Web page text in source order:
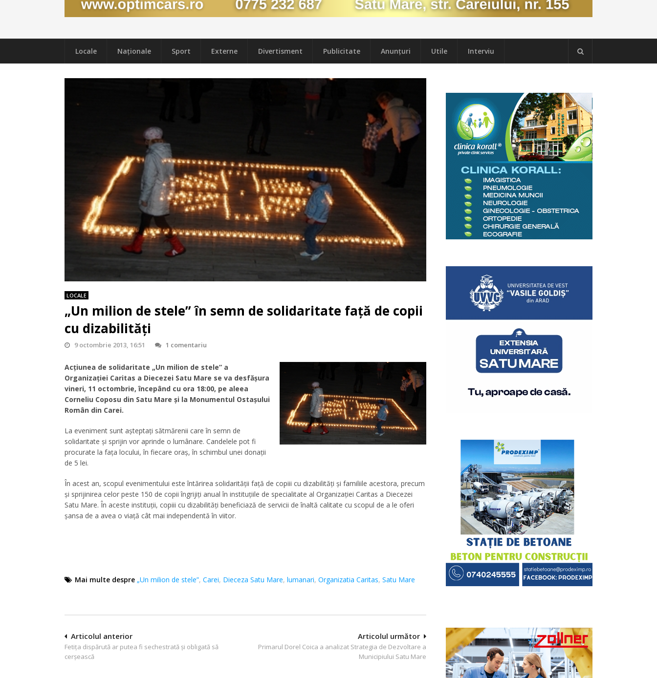
Locale Naţionale Sport Externe Divertisment Publicitate Anunțuri Utile Interviu
LOCALE
„Un milion de stele” în semn de solidaritate faţă de copii
cu dizabilităţi
9 octombrie 2013, 16:51 1 comentariu
Acţiunea de solidaritate „Un milion de stele” a
Organizaţiei Caritas a Diecezei Satu Mare se va desfășura
vineri, 11 octombrie, începând cu ora 18:00, pe aleea
Corneliu Coposu din Satu Mare și la Monumentul Ostașului
Român din Carei.
La eveniment sunt așteptați sătmărenii care în semn de
solidaritate și sprijin vor aprinde o lumânare. Candelele pot fi
procurate la fața locului, în fiecare oraș, în schimbul unei donații
de 5 lei.
În acest an, scopul evenimentului este întărirea solidarităţii faţă de copiii cu dizabilităţi şi familiile acestora, precum
şi sprijinirea celor peste 150 de copii îngrijiţi anual în instituţiile de specialitate al Organizaţiei Caritas a Diecezei
Satu Mare. În aceste instituții, copiii cu dizabilităţi beneficiază de servicii de înaltă calitate cu scopul de a le oferi
şansa de a avea o viaţă cât mai independentă în viitor.
Mai multe despre „Un milion de stele”, Carei, Dieceza Satu Mare, lumanari, Organizatia Caritas, Satu Mare
Navigare
în
Articolul următor
Primarul Dorel Coica a analizat Strategia de Dezvoltare a
Municipiului Satu Mare
Articolul anterior
Fetiţa dispărută ar putea fi sechestrată şi obligată să
cerşească